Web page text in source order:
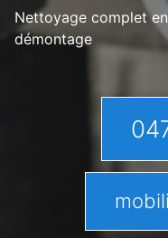
Nettoyage complet
démontage